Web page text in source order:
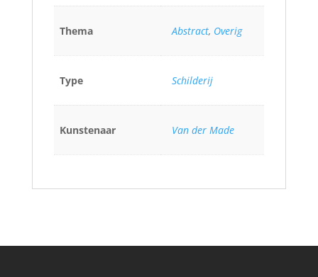
Thema Abstract, Overig
Type Schilderij
Kunstenaar Van der Made